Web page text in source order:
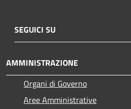
SEGUICI SU
AMMINISTRAZIONE
Organi di Governo
Aree Amministrative